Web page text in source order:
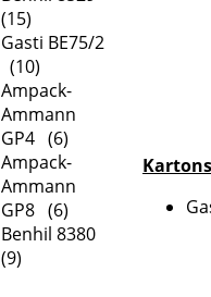
(15)
Gasti BE75/2
(10)
Ampack-
Ammann
GP4 (6)
Ampack-
Ammann
GP8 (6)
Benhil 8380
(9)